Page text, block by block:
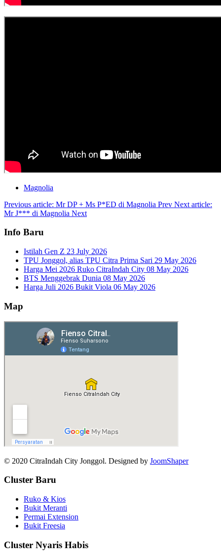
Magnolia
Previous article: Mr DP + Ms P*ED di Magnolia Prev Next article:
Mr J*** di Magnolia Next
Info Baru
Istilah Gen Z 23 July 2026
TPU Jonggol, alias TPU Citra Prima Sari 29 May 2026
Harga Mei 2026 Ruko CitraIndah City 08 May 2026
BTS Menggebrak Dunia 08 May 2026
Harga Juli 2026 Bukit Viola 06 May 2026
Map
© 2020 CitraIndah City Jonggol. Designed by JoomShaper
Cluster Baru
Ruko & Kios
Bukit Meranti
Permai Extension
Bukit Freesia
Cluster Nyaris Habis